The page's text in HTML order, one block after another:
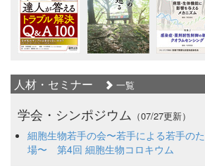
人材・セミナー 一覧
学会・シンポジウム （07/27更新）
細胞生物若手の会〜若手による若手の
場〜 第4回 細胞生物コロキウム